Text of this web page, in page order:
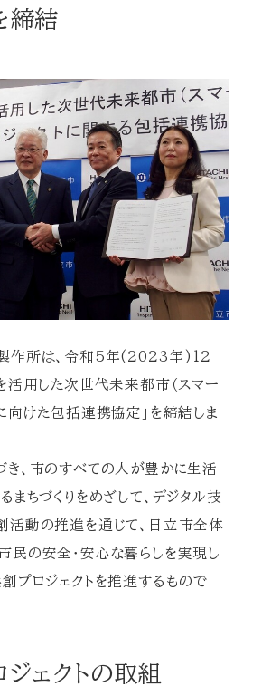
締結
作所は、令和5年(2023年)12
活用した次世代未来都市（スマー
向けた包括連携協定」を締結しま
き、市のすべての人が豊かに生活
まちづくりをめざして、デジタル技
活動の推進を通じて、日立市全体
民の安全・安心な暮らしを実現し
プロジェクトを推進するもので
ェクトの取組